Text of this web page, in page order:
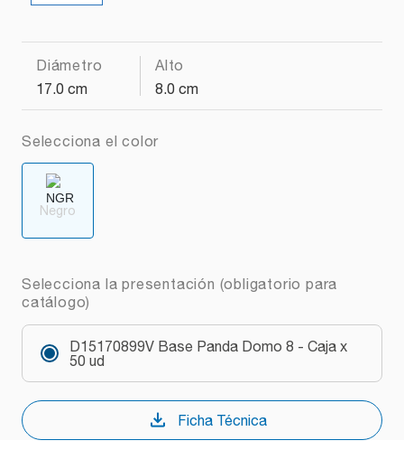
Diámetro
17.0 cm
Alto
8.0 cm
Selecciona el color
Negro
Selecciona la presentación (obligatorio para
catálogo)
D15170899V Base Panda Domo 8 - Caja x
50 ud
Ficha Técnica